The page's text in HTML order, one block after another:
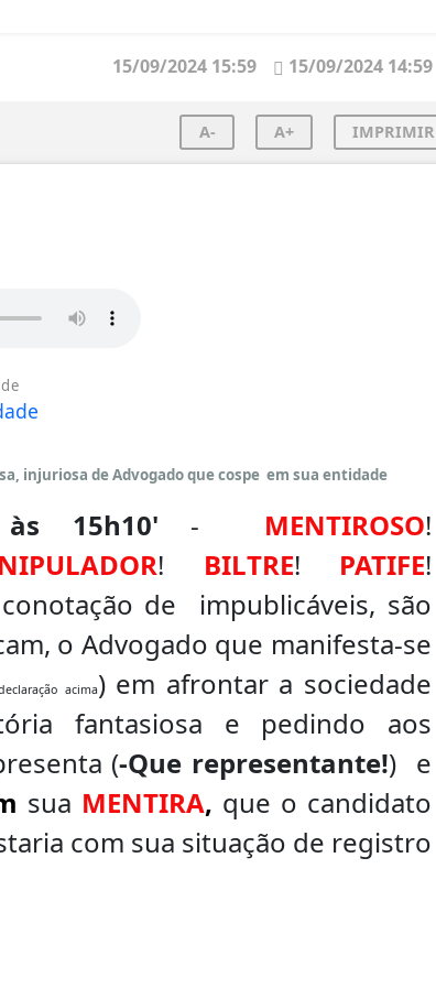
15/09/2024 14:59
15/09/2024 15:59
A- A+ IMPRIMIR
injuriosa de Advogado que cospe em sua entidade
às 15h10' - MENTIROSO!
! BILTRE! PATIFE!
de impublicáveis, são
o Advogado que manifesta-se
acima) em afrontar a sociedade
fantasiosa e pedindo aos
(-Que representante!) e
sua MENTIRA, que o candidato
com sua situação de registro